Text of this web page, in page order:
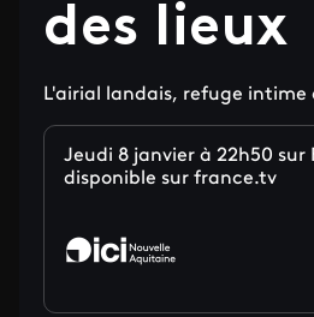
des lieux
L'airial landais, refuge
Jeudi 8 janvier à 22h50 sur
disponible sur france.tv